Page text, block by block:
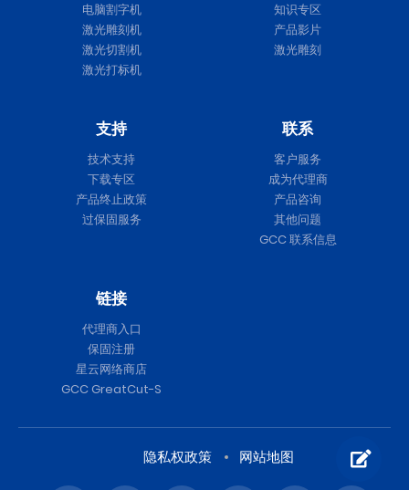
电脑割字机
激光雕刻机
激光切割机
激光打标机
知识专区
产品影片
激光雕刻
支持
技术支持
下载专区
产品终止政策
过保固服务
联系
客户服务
成为代理商
产品咨询
其他问题
GCC 联系信息
链接
代理商入口
保固注册
星云网络商店
GCC GreatCut-S
隐私权政策 网站地图